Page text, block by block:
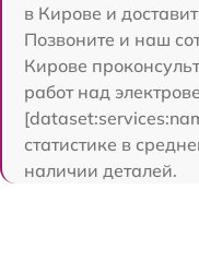
в Кирове и
Позвоните и наш
Кирове
работ над
статистике в
наличии деталей.